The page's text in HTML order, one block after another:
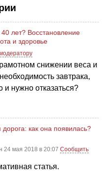
40 лет? Восстановление
и здоровье
снижении веса и
завтрака,
нужно отказаться?
как она появилась?
24 мая 2018 в 20:07 Сообщить
статья.